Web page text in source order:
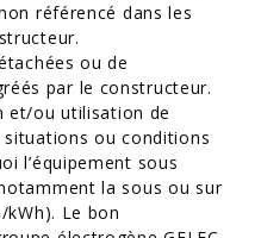
référencé dans les
ou de
par le constructeur.
et/ou utilisation de
situations ou conditions
l’équipement sous
la sous ou sur
Le bon